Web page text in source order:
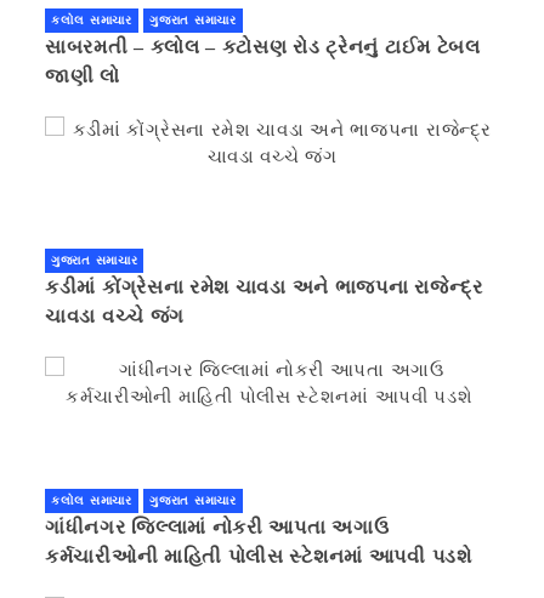
કલોલ સમાચાર ગુજરાત સમાચાર
સાબરમતી – કલોલ – કટોસણ રોડ ટ્રેનનું ટાઈમ ટેબલ
જાણી લો
ગુજરાત સમાચાર
કડીમાં કોંગ્રેસના રમેશ ચાવડા અને ભાજપના રાજેન્દ્ર
ચાવડા વચ્ચે જંગ
કલોલ સમાચાર ગુજરાત સમાચાર
ગાંધીનગર જિલ્લામાં નોકરી આપતા અગાઉ
કર્મચારીઓની માહિતી પોલીસ સ્ટેશનમાં આપવી પડશે